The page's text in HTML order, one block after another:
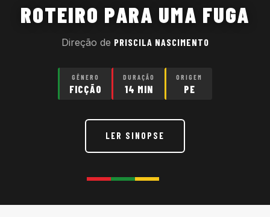
ROTEIRO PARA UMA FUGA
Direção de PRISCILA NASCIMENTO
GÊNERO
FICÇÃO
DURAÇÃO
14 MIN
ORIGEM
PE
LER SINOPSE